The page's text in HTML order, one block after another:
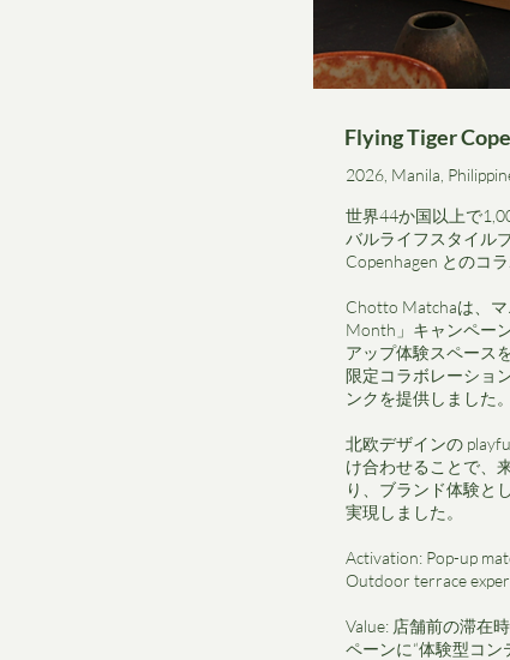
Flying Tiger
2026, Manila,
世界44か国以上で
バルライフスタイル
Copenhagen とのコ
Chotto Matchaは、
Month」キャンペー
アップ体験スペース
限定コラボレーショ
ンクを提供しました。
北欧デザインの
け合わせることで、
り、ブランド体験と
実現しました。
Activation: Pop-up
Outdoor terrace
Value: 店舗前の滞在
ペーンに“体験型コン